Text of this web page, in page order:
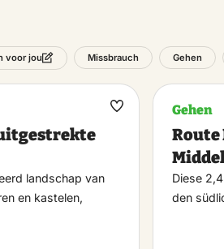
voor jou Missbrauch Gehen
landschap van
en kastelen,
Maak
Gehen
Route
Diese
den